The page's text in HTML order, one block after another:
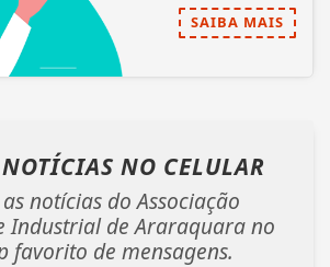
SAIBA MAIS
NO CELULAR
notícias do Associação
Industrial de Araraquara no
favorito de mensagens.